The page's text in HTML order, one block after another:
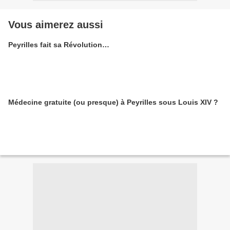
Vous aimerez aussi
Peyrilles fait sa Révolution…
Médecine gratuite (ou presque) à Peyrilles sous Louis XIV ?